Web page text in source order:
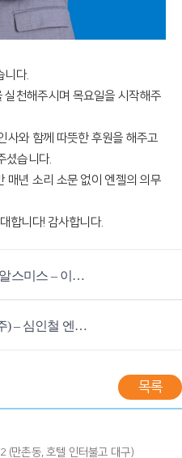
니다.
천해주시며 목요일을 시작해주
사와 함께 따뜻한 후원을 해주고
셨습니다.
매년 소리 소문 없이 엔젤의 의무
합니다! 감사합니다.
[(주)애드앤피알스미스 – 이태훈 엔젤님]
[동명테크윈(주) – 심인철 엔젤님]
목록
(만촌동, 호텔 인터불고 대구)